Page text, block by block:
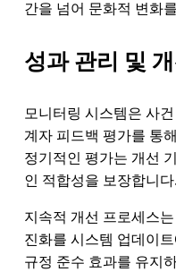
간을 넘어 문화적 변화
성과 관리 및
모니터링 시스템은 사
계자 피드백 평가를 통
정기적인 평가는 개선
인 적합성을 보장합니
지속적 개선 프로세스
진화를 시스템 업데이
규정 준수 효과를 유지